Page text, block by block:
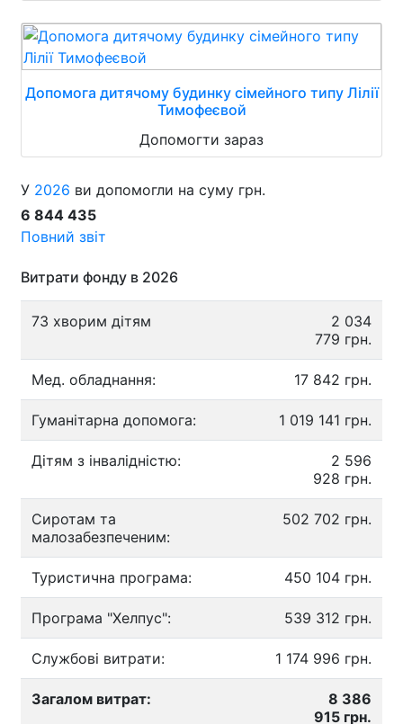
Допомога дитячому будинку сімейного типу Лілії
Тимофеєвой
Допомогти зараз
У 2026 ви допомогли на суму грн.
6 844 435
Повний звіт
Витрати фонду в 2026
73 хворим дітям
2 034
779 грн.
Мед. обладнання: 17 842 грн.
Гуманітарна допомога: 1 019 141 грн.
Дітям з інвалідністю:
2 596
928 грн.
Сиротам та
малозабезпеченим:
502 702 грн.
Туристична програма: 450 104 грн.
Програма "Хелпус": 539 312 грн.
Службові витрати: 1 174 996 грн.
Загалом витрат:
8 386
915 грн.